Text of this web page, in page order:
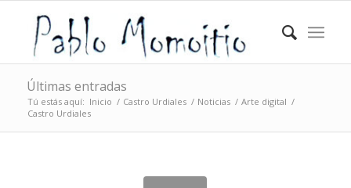
Últimas entradas
Tú estás aquí: Inicio / Castro Urdiales / Noticias / Arte digital /
Castro Urdiales